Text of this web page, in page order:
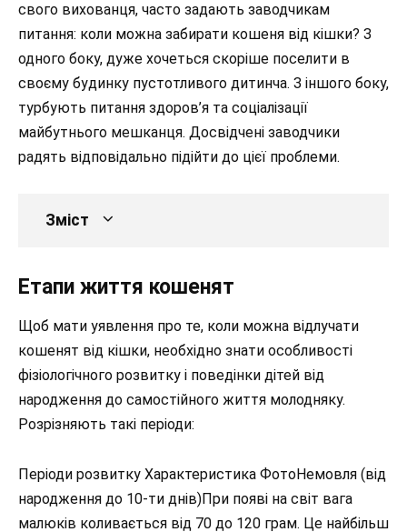
свого вихованця, часто задають заводчикам
питання: коли можна забирати кошеня від кішки? З
одного боку, дуже хочеться скоріше поселити в
своєму будинку пустотливого дитинча. З іншого боку,
турбують питання здоров’я та соціалізації
майбутнього мешканця. Досвідчені заводчики
радять відповідально підійти до цієї проблеми.
Зміст
Етапи життя кошенят
Щоб мати уявлення про те, коли можна відлучати
кошенят від кішки, необхідно знати особливості
фізіологічного розвитку і поведінки дітей від
народження до самостійного життя молодняку.
Розрізняють такі періоди:
Періоди розвитку Характеристика ФотоНемовля (від
народження до 10-ти днів)При появі на світ вага
малюків коливається від 70 до 120 грам. Це найбільш